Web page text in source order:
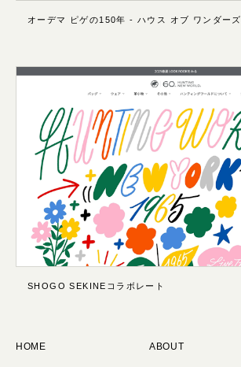
オーデマ ピゲの150年 - ハウス オブ ワンダーズ
SHOGO SEKINEコラボレート
HOME ABOUT